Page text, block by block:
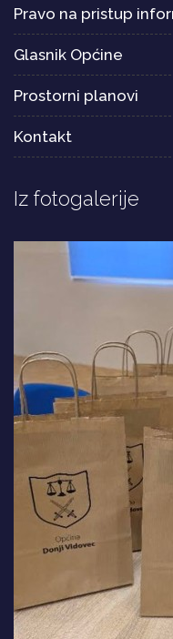
Pravo na pristup
Glasnik Općine
Prostorni planovi
Kontakt
Iz fotogalerije